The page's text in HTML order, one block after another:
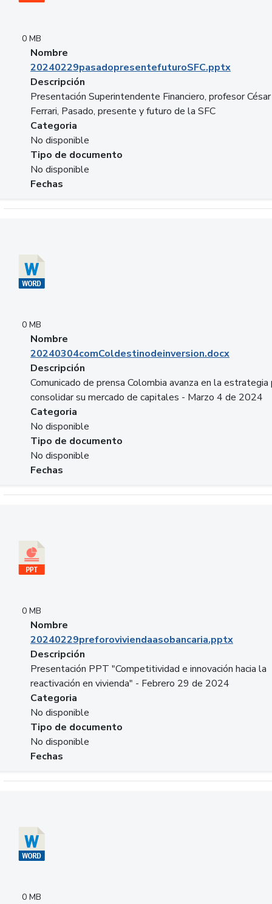
0 MB
Nombre
20240229pasadopresentefuturoSFC.pptx
Descripción
Presentación Superintendente Financiero, profesor César
Ferrari, Pasado, presente y futuro de la SFC
Categoria
No disponible
Tipo de documento
No disponible
Fechas
0 MB
Nombre
20240304comColdestinodeinversion.docx
Descripción
Comunicado de prensa Colombia avanza en la estrategia
consolidar su mercado de capitales - Marzo 4 de 2024
Categoria
No disponible
Tipo de documento
No disponible
Fechas
0 MB
Nombre
20240229preforoviviendaasobancaria.pptx
Descripción
Presentación PPT "Competitividad e innovación hacia la
reactivación en vivienda" - Febrero 29 de 2024
Categoria
No disponible
Tipo de documento
No disponible
Fechas
0 MB